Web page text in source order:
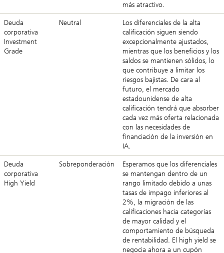
más atractivo.
Deuda
corporativa
Investment
Grade
Neutral
Los diferenciales de la alta
calificación siguen siendo
excepcionalmente ajustados,
mientras que los beneficios y los
saldos se mantienen sólidos, lo
que contribuye a limitar los
riesgos bajistas. De cara al
futuro, el mercado
estadounidense de alta
calificación tendrá que absorber
cada vez más oferta relacionada
con las necesidades de
financiación de la inversión en
IA.
Deuda
corporativa
High Yield
Sobreponderación
Esperamos que los diferenciales
se mantengan dentro de un
rango limitado debido a unas
tasas de impago inferiores al
2%, la migración de las
calificaciones hacia categorías
de mayor calidad y el
comportamiento de búsqueda
de rentabilidad. El high yield se
negocia ahora a un cupón